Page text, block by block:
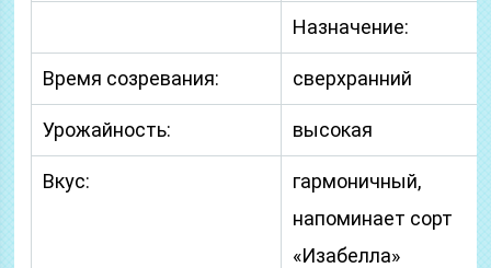
Назначение:
Время созревания: сверхранний
Урожайность: высокая
Вкус:
гармоничный,
напоминает сорт
«Изабелла»